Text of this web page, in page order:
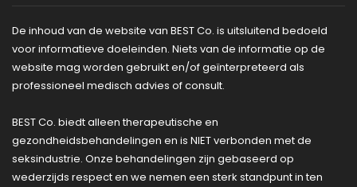
De inhoud van de website van BEST Co. is uitsluitend bedoeld
voor informatieve doeleinden. Niets van de informatie op de
website mag worden gebruikt en/of geïnterpreteerd als
professioneel medisch advies of consult.
BEST Co. biedt alleen therapeutische en
gezondheidsbehandelingen en is NIET verbonden met de
seksindustrie. Onze behandelingen zijn gebaseerd op
wederzijds respect en we nemen een sterk standpunt in ten